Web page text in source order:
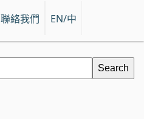
聯絡我們 EN/中